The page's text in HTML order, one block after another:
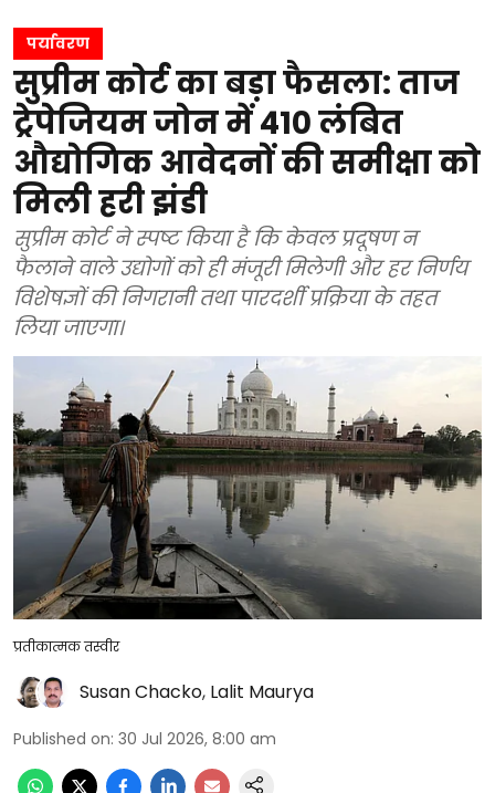
पर्यावरण
सुप्रीम कोर्ट का बड़ा फैसला: ताज
ट्रेपेजियम जोन में 410 लंबित
औद्योगिक आवेदनों की समीक्षा को
मिली हरी झंडी
सुप्रीम कोर्ट ने स्पष्ट किया है कि केवल प्रदूषण न
फैलाने वाले उद्योगों को ही मंजूरी मिलेगी और हर निर्णय
विशेषज्ञों की निगरानी तथा पारदर्शी प्रक्रिया के तहत
लिया जाएगा।
प्रतीकात्मक तस्वीर
Susan Chacko, Lalit Maurya
Published on: 30 Jul 2026, 8:00 am